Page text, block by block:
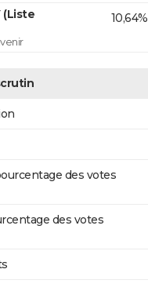
(Liste
10,64%
des votes
des votes